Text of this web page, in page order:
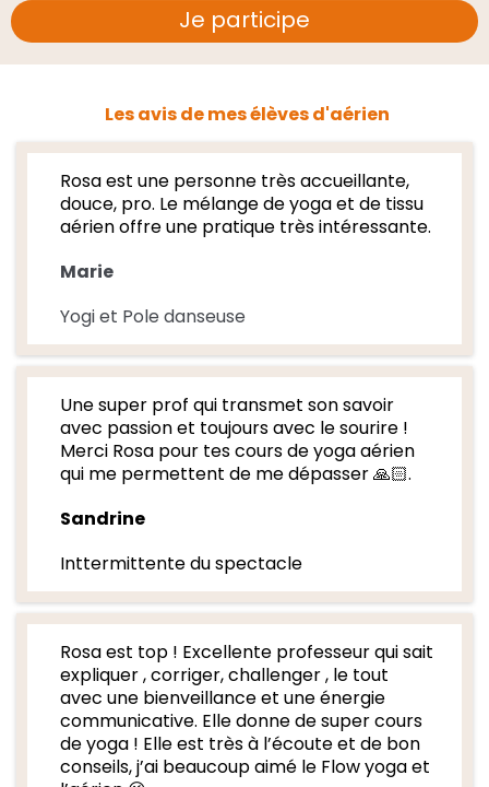
Je participe
Les avis de mes élèves d'aérien
Rosa est une personne très accueillante,
douce, pro. Le mélange de yoga et de tissu
aérien offre une pratique très intéressante.
Marie
Yogi et Pole danseuse
Une super prof qui transmet son savoir
avec passion et toujours avec le sourire !
Merci Rosa pour tes cours de yoga aérien
qui me permettent de me dépasser 🙏🏻.
Sandrine
Inttermittente du spectacle
Rosa est top ! Excellente professeur qui sait
expliquer , corriger, challenger , le tout
avec une bienveillance et une énergie
communicative. Elle donne de super cours
de yoga ! Elle est très à l’écoute et de bon
conseils, j’ai beaucoup aimé le Flow yoga et